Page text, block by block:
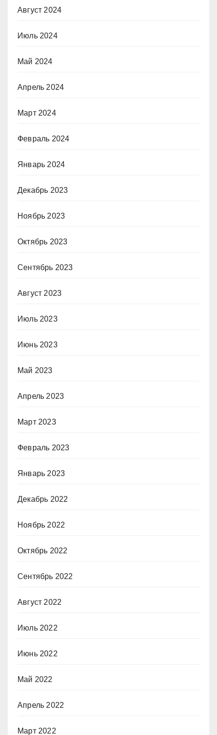
Август 2024
Июль 2024
Май 2024
Апрель 2024
Март 2024
Февраль 2024
Январь 2024
Декабрь 2023
Ноябрь 2023
Октябрь 2023
Сентябрь 2023
Август 2023
Июль 2023
Июнь 2023
Май 2023
Апрель 2023
Март 2023
Февраль 2023
Январь 2023
Декабрь 2022
Ноябрь 2022
Октябрь 2022
Сентябрь 2022
Август 2022
Июль 2022
Июнь 2022
Май 2022
Апрель 2022
Март 2022